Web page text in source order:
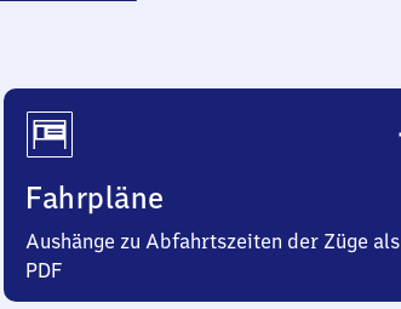
Fahrpläne
Aushänge zu Abfahrtszeiten der Züge als
PDF